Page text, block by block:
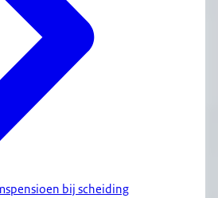
bij scheiding